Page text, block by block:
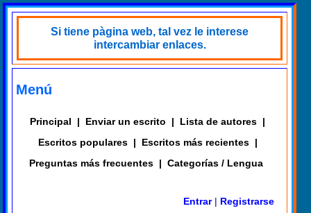
Si tiene pàgina web, tal vez le interese
intercambiar enlaces.
Menú
Principal | Enviar un escrito | Lista de autores |
Escritos populares | Escritos más recientes |
Preguntas más frecuentes | Categorías / Lengua
Entrar| Registrarse